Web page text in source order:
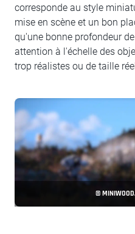
corresponde au style
mise en scène et un bon
qu'une bonne profondeur
attention à l'échelle des
trop réalistes ou de taille
©